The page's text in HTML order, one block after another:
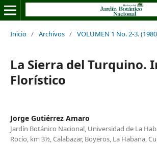
Inicio / Archivos / VOLUMEN 1 No. 2-3.
La Sierra del Turquino.
Florístico
Jorge Gutiérrez Amaro
Jardín Botánico Nacional, Universidad de La
Rocío, km 3½, Calabazar, Boyeros, La Habana,